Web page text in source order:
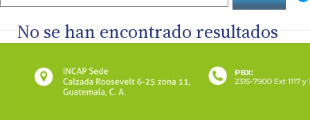
No se han encontrado resultados